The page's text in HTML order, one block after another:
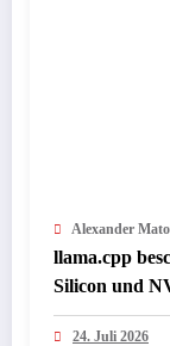
Alexander
llama.cpp
Silicon und
Presse jetzt
24. Juli 2026